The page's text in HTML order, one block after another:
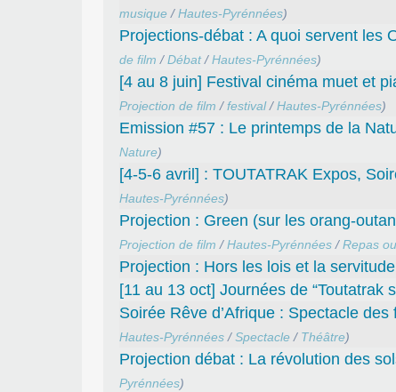
musique/Hautes-Pyrénnées)
Projections-débat : A quoi servent les
de film /Débat/Hautes-Pyrénnées)
[4 au 8 juin] Festival cinéma muet et
Projection de film /festival/Hautes-Pyrénnées)
Emission #57 : Le printemps de la
Nature)
[4-5-6 avril] : TOUTATRAK Expos,
Hautes-Pyrénnées)
Projection : Green (sur les orang-
Projection de film /Hautes-Pyrénnées/Repas
Projection : Hors les lois et la
[11 au 13 oct] Journées de “Toutatrak
Soirée Rêve d’Afrique : Spectacle
Hautes-Pyrénnées/Spectacle/ Théâtre)
Projection débat : La révolution des
Pyrénnées)